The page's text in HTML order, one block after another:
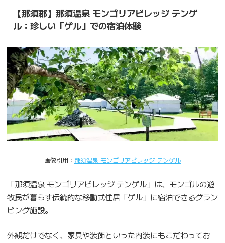
【那須郡】那須温泉 モンゴリアビレッジ テンゲ
ル：珍しい「ゲル」での宿泊体験
画像引用： 那須温泉 モンゴリアビレッジ テンゲル
「那須温泉 モンゴリアビレッジ テンゲル」は、モンゴルの遊
牧民が暮らす伝統的な移動式住居「ゲル」に宿泊できるグラン
ピング施設。
外観だけでなく、家具や装飾といった内装にもこだわってお